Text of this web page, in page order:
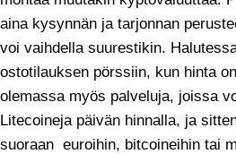
aina kysynnän ja tarjonnan
voi vaihdella suurestikin.
ostotilauksen pörssiin, kun hinta
olemassa myös palveluja, joissa
Litecoineja päivän hinnalla, ja
suoraan euroihin, bitcoineihin tai